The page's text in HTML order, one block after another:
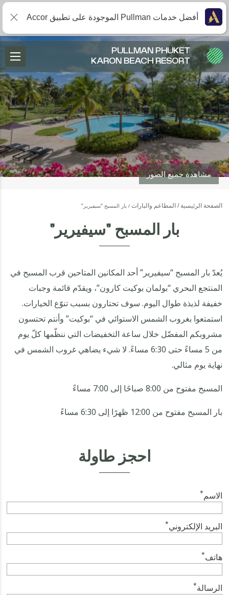
مشاهدة جميع الصور
الصفحة الرئيسية المطاعم والبارات بار المسبح “سيفيرير”
بار المسبح "سيفيرير"
يُعدّ بار المسبح “سيفيرير” أحد المكانين المتاحين قرب المسبح في
المنتجع البحري “بولمان بوكيت كارون”، ويقدّم قائمة وجبات
خفيفة لذيذة طوال اليوم. سوف تحتارون بسبب تنوّع الخيارات.
استمتعوا بغروب الشمس الاستوائي في “بوكيت” وأنتم تحتسون
مشروبكم المفضّل خلال ساعة التخفيضات التي ننظّمها كلّ يوم
من 5 مساءً حتى 6:30 مساءً. لا شيء يضاهي غروب الشمس في
نهاية يوم مثالي.
المسبح مفتوح من 8:00 صباحًا إلى 7:00 مساءً
بار المسبح مفتوح من 12:00 ظهرًا إلى 6:30 مساءً
احجز طاولة
الاسم*
البريد الإلكتروني*
هاتف*
الرسالة*
PULLMAN PHUKET
KARON BEACH RESORT
أفضل خدمات Pullman الموجودة على تطبيق Accor